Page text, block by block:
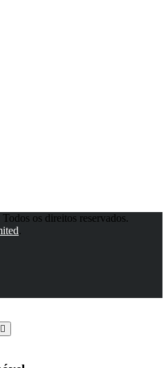
os direitos reservados.
.